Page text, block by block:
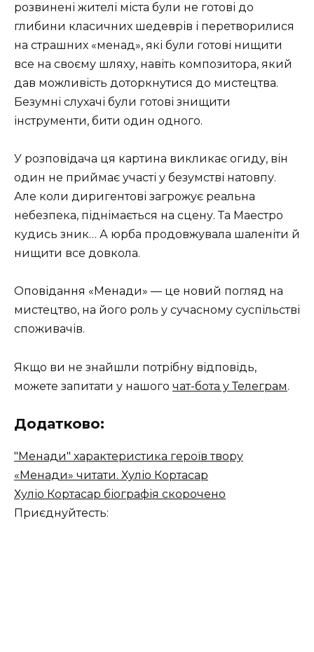
розвинені жителі міста були не готові до
глибини класичних шедеврів і перетворилися
на страшних «менад», які були готові нищити
все на своєму шляху, навіть композитора, який
дав можливість доторкнутися до мистецтва.
Безумні слухачі були готові знищити
інструменти, бити один одного.
У розповідача ця картина викликає огиду, він
один не приймає участі у безумстві натовпу.
Але коли диригентові загрожує реальна
небезпека, піднімається на сцену. Та Маестро
кудись зник… А юрба продовжувала шаленіти й
нищити все довкола.
Оповідання «Менади» — це новий погляд на
мистецтво, на його роль у сучасному суспільстві
споживачів.
Якщо ви не знайшли потрібну відповідь,
можете запитати у нашого чат-бота у Телеграм.
Додатково:
"Менади" характеристика героїв твору
«Менади» читати. Хуліо Кортасар
Хуліо Кортасар біографія скорочено
Приєднуйтесть: